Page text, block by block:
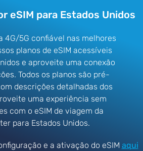
eSIM para Estados Unidos
4G/5G confiável nas melhores
planos de eSIM acessíveis
e aproveite uma conexão
Todos os planos são pré-
descrições detalhadas dos
uma experiência sem
com o eSIM de viagem da
para Estados Unidos.
e a ativação do eSIM aqui